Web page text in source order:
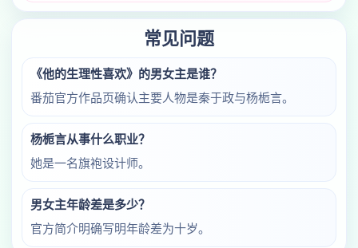
常见问题
《他的生理性喜欢》的男女主是谁？
番茄官方作品页确认主要人物是秦于政与杨栀言。
杨栀言从事什么职业？
她是一名旗袍设计师。
男女主年龄差是多少？
官方简介明确写明年龄差为十岁。